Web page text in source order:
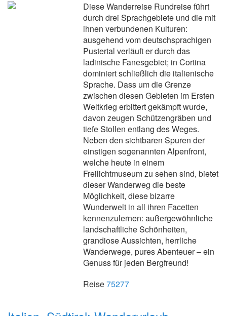
Diese Wanderreise Rundreise führt
durch drei Sprachgebiete und die mit
ihnen verbundenen Kulturen:
ausgehend vom deutschsprachigen
Pustertal verläuft er durch das
ladinische Fanesgebiet; in Cortina
dominiert schließlich die italienische
Sprache. Dass um die Grenze
zwischen diesen Gebieten im Ersten
Weltkrieg erbittert gekämpft wurde,
davon zeugen Schützengräben und
tiefe Stollen entlang des Weges.
Neben den sichtbaren Spuren der
einstigen sogenannten Alpenfront,
welche heute in einem
Freilichtmuseum zu sehen sind, bietet
dieser Wanderweg die beste
Möglichkeit, diese bizarre
Wunderwelt in all ihren Facetten
kennenzulernen: außergewöhnliche
landschaftliche Schönheiten,
grandiose Aussichten, herrliche
Wanderwege, pures Abenteuer – ein
Genuss für jeden Bergfreund!
Reise75277